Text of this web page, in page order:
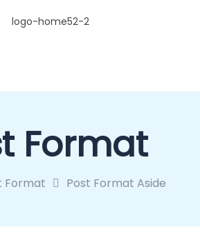
Format
Format Post Format Aside